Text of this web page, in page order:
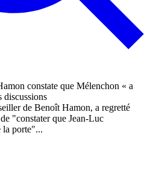
de Benoît Hamon, a regretté
"constater que Jean-Luc
la porte"...